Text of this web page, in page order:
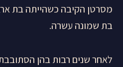
מסרטן הקיבה כשהייתה בת
בת שמונה עשרה.
לאחר שנים רבות בהן